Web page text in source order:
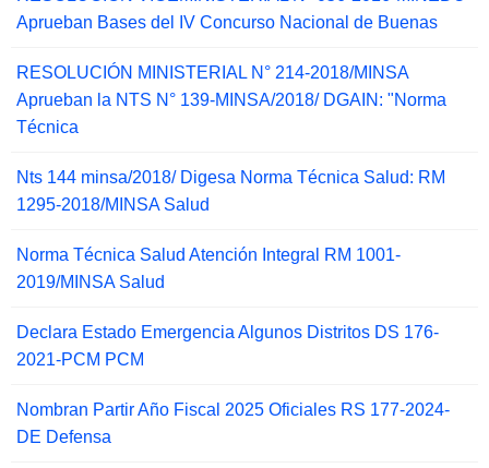
Aprueban Bases del IV Concurso Nacional de Buenas
RESOLUCIÓN MINISTERIAL N° 214-2018/MINSA
Aprueban la NTS N° 139-MINSA/2018/ DGAIN: "Norma
Técnica
Nts 144 minsa/2018/ Digesa Norma Técnica Salud: RM
1295-2018/MINSA Salud
Norma Técnica Salud Atención Integral RM 1001-
2019/MINSA Salud
Declara Estado Emergencia Algunos Distritos DS 176-
2021-PCM PCM
Nombran Partir Año Fiscal 2025 Oficiales RS 177-2024-
DE Defensa